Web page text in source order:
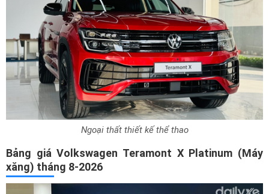
Ngoại thất thiết kế thể thao
Bảng giá Volkswagen Teramont X Platinum (Máy
xăng) tháng 8-2026